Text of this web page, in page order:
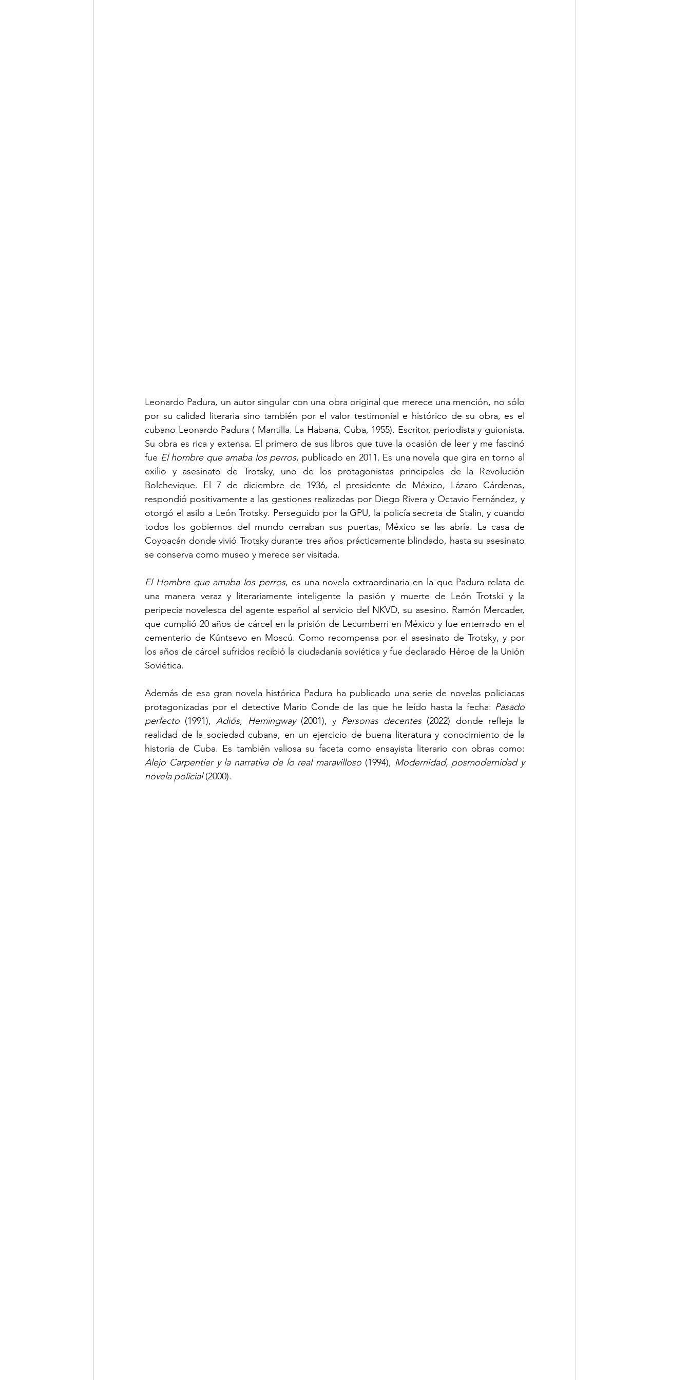
Leonardo Padura, un autor singular con una obra original que merece una mención, no sólo
por su calidad literaria sino también por el valor testimonial e histórico de su obra, es el
cubano Leonardo Padura ( Mantilla. La Habana, Cuba, 1955). Escritor, periodista y guionista.
Su obra es rica y extensa. El primero de sus libros que tuve la ocasión de leer y me fascinó
fue El hombre que amaba los perros, publicado en 2011. Es una novela que gira en torno al
exilio y asesinato de Trotsky, uno de los protagonistas principales de la Revolución
Bolchevique. El 7 de diciembre de 1936, el presidente de México, Lázaro Cárdenas,
respondió positivamente a las gestiones realizadas por Diego Rivera y Octavio Fernández, y
otorgó el asilo a León Trotsky. Perseguido por la GPU, la policía secreta de Stalin, y cuando
todos los gobiernos del mundo cerraban sus puertas, México se las abría. La casa de
Coyoacán donde vivió Trotsky durante tres años prácticamente blindado, hasta su asesinato
se conserva como museo y merece ser visitada.
El Hombre que amaba los perros, es una novela extraordinaria en la que Padura relata de
una manera veraz y literariamente inteligente la pasión y muerte de León Trotski y la
peripecia novelesca del agente español al servicio del NKVD, su asesino. Ramón Mercader,
que cumplió 20 años de cárcel en la prisión de Lecumberri en México y fue enterrado en el
cementerio de Kúntsevo en Moscú. Como recompensa por el asesinato de Trotsky, y por
los años de cárcel sufridos recibió la ciudadanía soviética y fue declarado Héroe de la Unión
Soviética.
Además de esa gran novela histórica Padura ha publicado una serie de novelas policiacas
protagonizadas por el detective Mario Conde de las que he leído hasta la fecha: Pasado
perfecto (1991), Adiós, Hemingway (2001), y Personas decentes (2022) donde refleja la
realidad de la sociedad cubana, en un ejercicio de buena literatura y conocimiento de la
Alejo Carpentier y la narrativa de lo real maravilloso (1994), Modernidad, posmodernidad y
novela policial (2000).